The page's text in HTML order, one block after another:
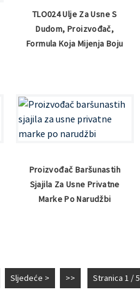
TLO024 Ulje Za Usne S
Dudom, Proizvođač,
Formula Koja Mijenja Boju
Proizvođač Baršunastih
Sjajila Za Usne Privatne
Marke Po Narudžbi
Sljedeće > >> Stranica 1 / 5